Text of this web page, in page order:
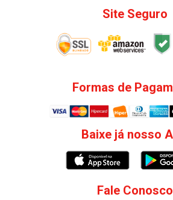
Site Seguro
Formas de
Baixe já nosso
Fale Conosco